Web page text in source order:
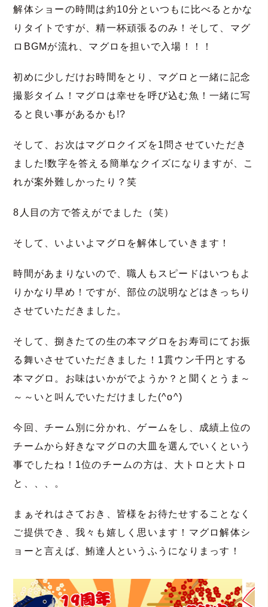
解体ショーの時間は約10分といつもに比べるとかな
りタイトですが、精一杯頑張るのみ！そして、マグ
ロBGMが流れ、マグロを担いで入場！！！
初めに少しだけお時間をとり、マグロと一緒に記念
撮影タイム！マグロは幸せを呼び込む魚！一緒に写
ると良い事があるかも!?
そして、お次はマグロクイズを1問させていただき
ました!数字を答える簡単なクイズになりますが、こ
れが案外難しかったり？笑
8人目の方で答えがでました（笑）
そして、いよいよマグロを解体していきます！
時間があまりないので、職人もスピードはいつもよ
りかなり早め！ですが、部位の説明などはきっちり
させていただきました。
そして、捌きたての生の本マグロをお寿司にてお振
る舞いさせていただきました！1貫ウン千円とする
本マグロ。お味はいかがでようか？と聞くとうま～
～～いと叫んでいただけました(^o^)
今回、チーム別に分かれ、ゲームをし、成績上位の
チームから好きなマグロの大皿を選んでいくという
事でしたね！1位のチームの方は、大トロと大トロ
と、、、。
まぁそれはさておき、皆様をお待たせすることなく
ご提供でき、我々も嬉しく思います！マグロ解体シ
ョーと言えば、鮪達人というふうになりまっす！